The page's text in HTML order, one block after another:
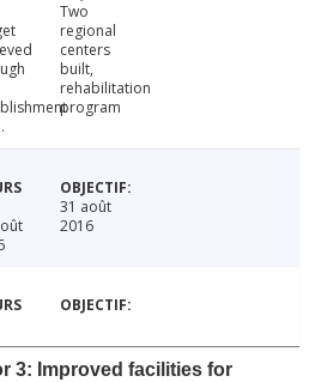
Two
regional
centers
built,
rehabilitation
program
31 août
2016
3: Improved facilities for